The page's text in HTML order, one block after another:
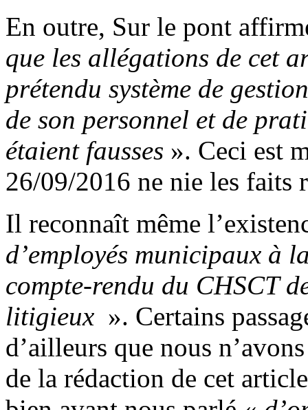
En outre, Sur le pont
que les allégations de cet
prétendu système de
de son personnel et de
étaient fausses ». Ceci est
26/09/2016 ne nie les faits
Il reconnaît même
d’employés municipaux à
compte-rendu du CHSCT
litigieux ». Certains
d’ailleurs que nous
de la rédaction de cet